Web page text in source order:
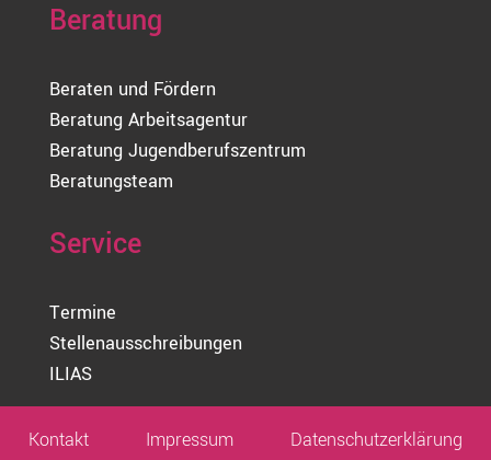
Beratung
Beraten und Fördern
Beratung Arbeitsagentur
Beratung Jugendberufszentrum
Beratungsteam
Service
Termine
Stellenausschreibungen
ILIAS
Kontakt Impressum Datenschutz­erklärung